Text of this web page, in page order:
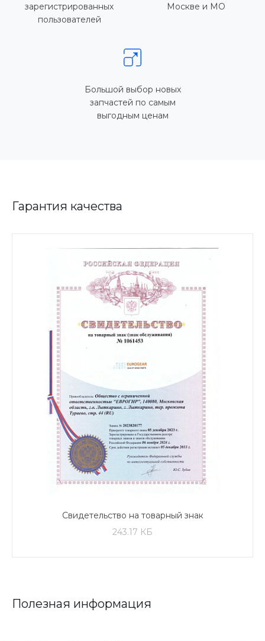
зарегистрированных
пользователей
Москве и МО
Большой выбор новых
запчастей по самым
выгодным ценам
Гарантия качества
Свидетельство на товарный знак
243.17 КБ
Полезная информация